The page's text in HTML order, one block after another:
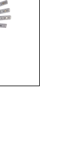
SUSTENTABILIDADE